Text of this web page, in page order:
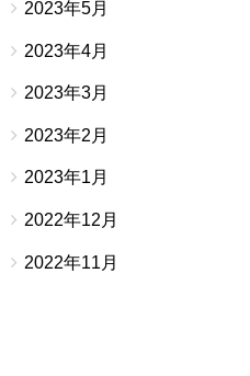
2023年5月
2023年4月
2023年3月
2023年2月
2023年1月
2022年12月
2022年11月